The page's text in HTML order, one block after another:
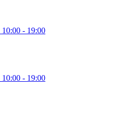
10:00 - 19:00
10:00 - 19:00